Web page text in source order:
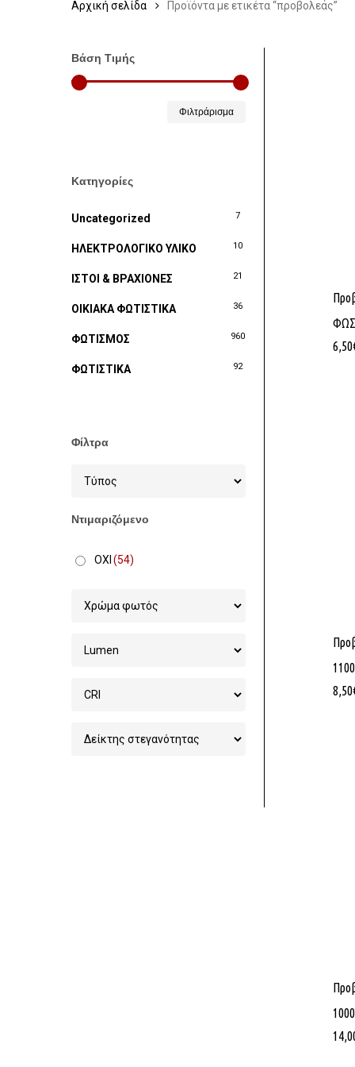
Αρχική σελίδα Προϊόντα με ετικέτα “προβολεάς”
Βάση Τιμής
Φιλτράρισμα
Κατηγορίες
Uncategorized 7
ΗΛΕΚΤΡΟΛΟΓΙΚΟ ΥΛΙΚΟ 10
ΙΣΤΟΙ & ΒΡΑΧΙΟΝΕΣ 21
ΟΙΚΙΑΚΑ ΦΩΤΙΣΤΙΚΑ 36
ΦΩΤΙΣΜΟΣ 960
ΦΩΤΙΣΤΙΚΑ 92
Φίλτρα
Ντιμαριζόμενο
ΟΧΙ (54)
6,50
8,50